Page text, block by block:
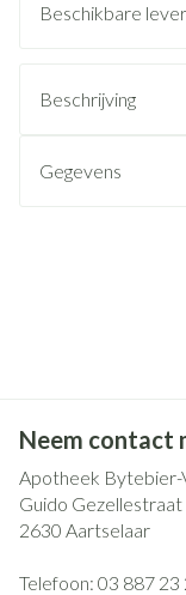
Beschikbare
Beschrijving
Gegevens
Neem contact
Apotheek Bytebier-
Guido Gezellestraat
2630 Aartselaar
Telefoon: 03 887 23